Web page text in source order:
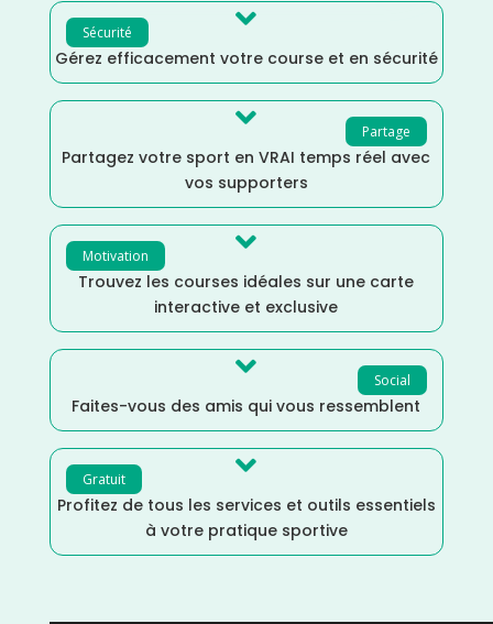
Sécurité 
Gérez efficacement votre course et en sécurité
Partage

Partagez votre sport en VRAI temps réel avec
vos supporters
Motivation 
Trouvez les courses idéales sur une carte
interactive et exclusive
Social

Faites-vous des amis qui vous ressemblent
Gratuit 
Profitez de tous les services et outils essentiels
à votre pratique sportive